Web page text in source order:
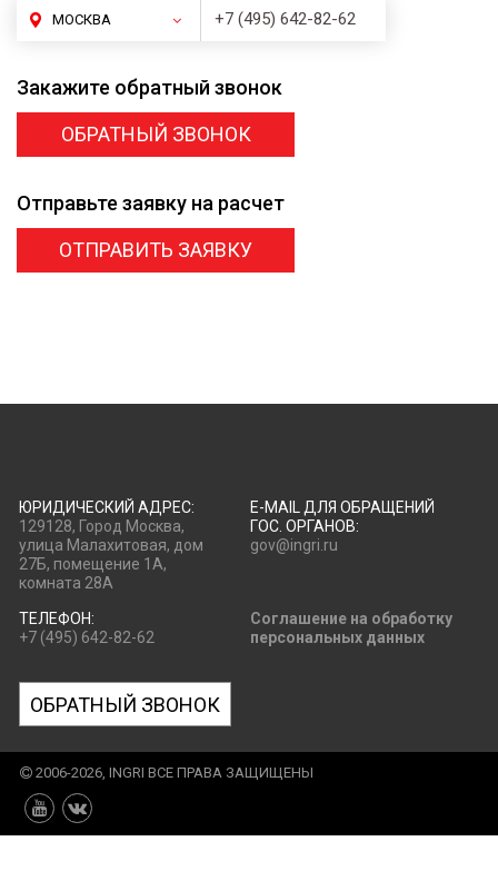
МОСКВА +7 (495) 642-82-62
Закажите обратный звонок
ОБРАТНЫЙ ЗВОНОК
Отправьте заявку на расчет
ОТПРАВИТЬ ЗАЯВКУ
ЮРИДИЧЕСКИЙ АДРЕС:
129128, Город Москва,
улица Малахитовая, дом
27Б, помещение 1А,
комната 28А
E-MAIL ДЛЯ ОБРАЩЕНИЙ
ГОС. ОРГАНОВ:
gov@ingri.ru
ТЕЛЕФОН:
+7 (495) 642-82-62
Соглашение на обработку
персональных данных
ОБРАТНЫЙ ЗВОНОК
2006-2026, INGRI ВСЕ ПРАВА ЗАЩИЩЕНЫ